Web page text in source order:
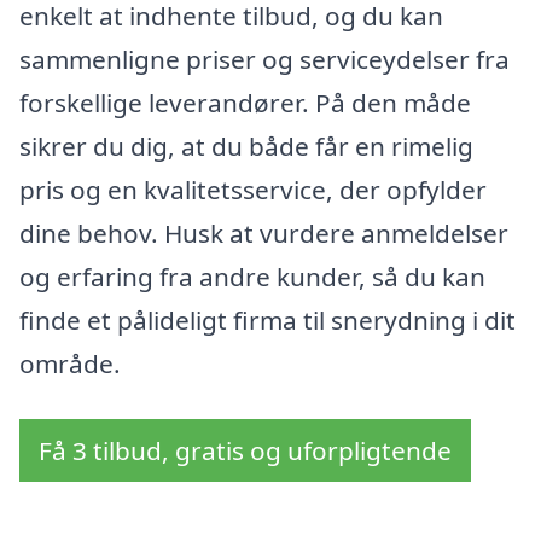
enkelt at indhente tilbud, og du kan
sammenligne priser og serviceydelser fra
forskellige leverandører. På den måde
sikrer du dig, at du både får en rimelig
pris og en kvalitetsservice, der opfylder
dine behov. Husk at vurdere anmeldelser
og erfaring fra andre kunder, så du kan
finde et pålideligt firma til snerydning i dit
område.
Få 3 tilbud, gratis og uforpligtende